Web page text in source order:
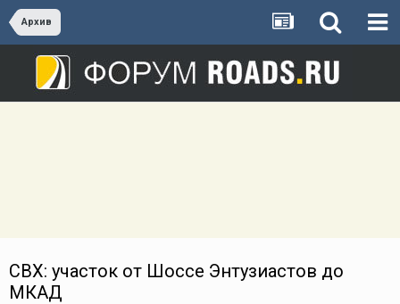
Архив
СВХ: участок от Шоссе Энтузиастов до
МКАД